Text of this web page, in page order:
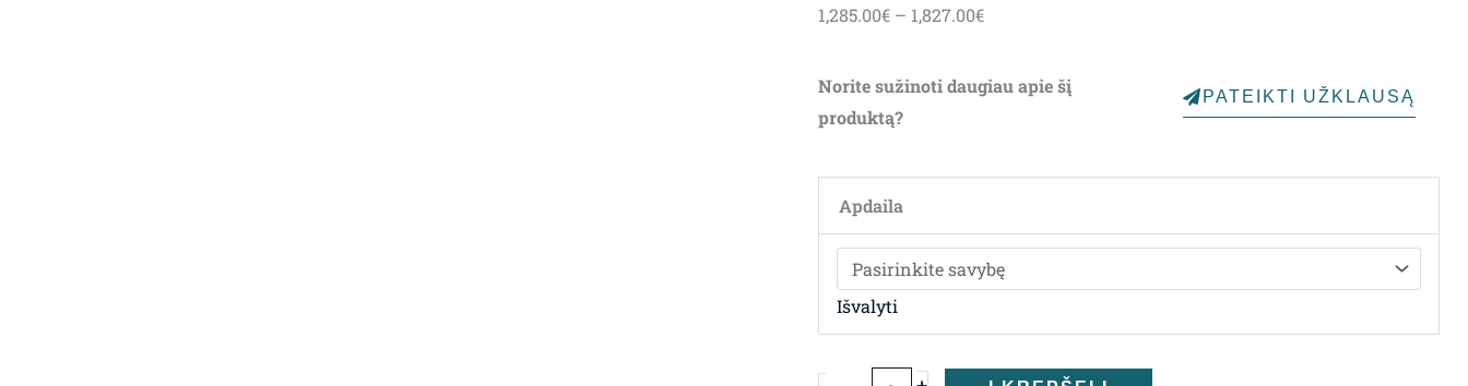
1,285.00€ – 1,827.00€Price
1,285.00€
through
Norite sužinoti daugiau apie šį
produktą?
PATEIKTI UŽKLAUSĄ
Apdaila
Išvalyti
kiekis:
žurnalinis
staliukas